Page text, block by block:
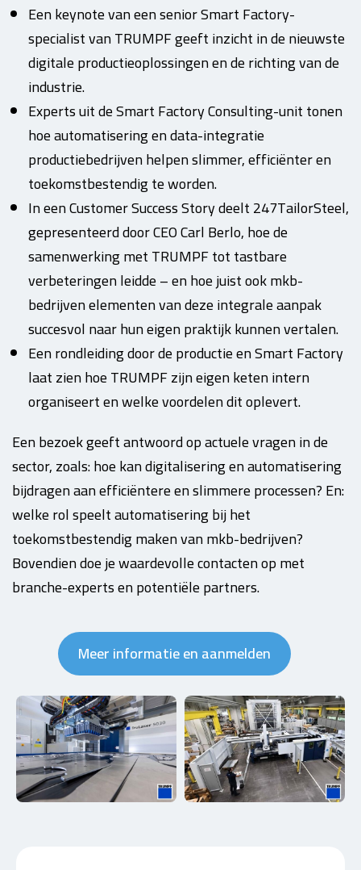
Een keynote van een senior Smart Factory-
specialist van TRUMPF geeft inzicht in de nieuwste
digitale productieoplossingen en de richting van de
industrie.
Experts uit de Smart Factory Consulting-unit tonen
hoe automatisering en data-integratie
productiebedrijven helpen slimmer, efficiënter en
toekomstbestendig te worden.
In een Customer Success Story deelt 247TailorSteel,
gepresenteerd door CEO Carl Berlo, hoe de
samenwerking met TRUMPF tot tastbare
verbeteringen leidde – en hoe juist ook mkb-
bedrijven elementen van deze integrale aanpak
succesvol naar hun eigen praktijk kunnen vertalen.
Een rondleiding door de productie en Smart Factory
laat zien hoe TRUMPF zijn eigen keten intern
organiseert en welke voordelen dit oplevert.
Een bezoek geeft antwoord op actuele vragen in de
sector, zoals: hoe kan digitalisering en automatisering
bijdragen aan efficiëntere en slimmere processen? En:
welke rol speelt automatisering bij het
toekomstbestendig maken van mkb-bedrijven?
Bovendien doe je waardevolle contacten op met
branche-experts en potentiële partners.
Meer informatie en aanmelden